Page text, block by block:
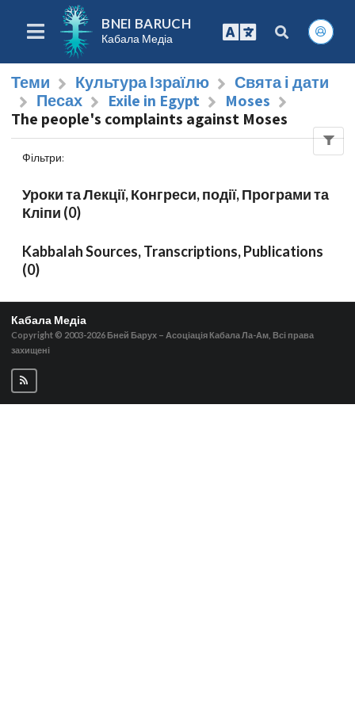
BNEI BARUCH
Кабала Медіа
Теми Культура Ізраїлю
Свята і дати
Песах
Exile in Egypt
Moses
The people's complaints against Moses
Фільтри:
Уроки та Лекції, Конгреси, події, Програми та
Кліпи (0)
Kabbalah Sources, Transcriptions, Publications
(0)
Кабала Медіа
Copyright © 2003-2026 Бней Барух – Асоціація Кабала Ла-Ам, Всі права
захищені